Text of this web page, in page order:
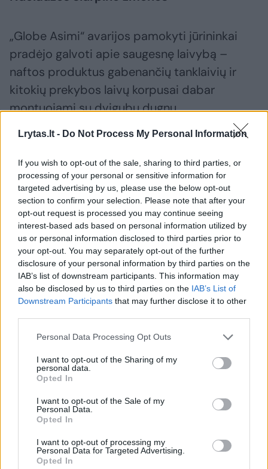
Lrytas.lt - Do Not Process My Personal Information
If you wish to opt-out of the sale, sharing to third parties, or
processing of your personal or sensitive information for
targeted advertising by us, please use the below opt-out
section to confirm your selection. Please note that after your
opt-out request is processed you may continue seeing
interest-based ads based on personal information utilized by
us or personal information disclosed to third parties prior to
your opt-out. You may separately opt-out of the further
disclosure of your personal information by third parties on the
IAB’s list of downstream participants. This information may
also be disclosed by us to third parties on the IAB’s List of
Downstream Participants that may further disclose it to other
Personal Data Processing Opt Outs
I want to opt-out of the Sharing of my
personal data.
Opted In
I want to opt-out of the Sale of my
Personal Data.
Opted In
I want to opt-out of processing my
Personal Data for Targeted Advertising.
Opted In
„Globe Asimi“ avarijos pamokyti jūrininkai
pradėjo galvoti apie saugesnę laivybą –
naftos produktus gabenančių tanklaivių ir
kitokių prekybos laivų korpusai dabar
montuojami su dvigubu dugnu.
molo nuskendo prekybos laivas „Hubert
Schroder“. Vėliau prie pietinio molo avariją
patyrė ir nugarmėjo į dugną kitas sausakrūvis
vokiečių laivas „Rudolf Breitscheid“.
Senesni klaipėdiečiai prisimena dar vieną per
audrą į Smiltynės pajūrį išmestą prekybos
laivą. Jis ten dunksojo ne vienerius metus
jūrose.
Lietuvos pajūryje avarijas patyrę ir išmesti į
krantą laivai anais laikais niekam nerūpėjo,
paplūdimių lankytojai smalsiai tyrinėdavo
aprūdijusias nuolaužas.
Klaipėdos uosto vartuose nuskendę laivai